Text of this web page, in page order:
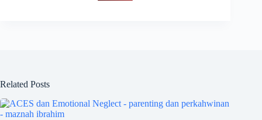
Related Posts